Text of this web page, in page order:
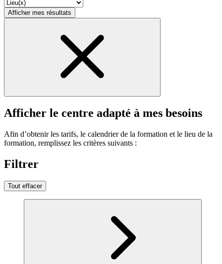
Afficher mes résultats
Afficher le centre adapté à mes besoins
Afin d’obtenir les tarifs, le calendrier de la formation et le lieu de la
formation, remplissez les critères suivants :
Filtrer
Tout effacer